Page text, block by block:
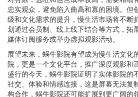
忠实观众，避免陷入曲高和寡的困境。但
级和文化需求的提升，慢生活市场将不断
划通过会员制、线上线下结合等方式，拓
媒体订阅服务或举办虚拟观影活动。
展望未来，蜗牛影院有望成为慢生活文化
院，更是一个文化平台，推广深度观影和
盛行的今天，蜗牛影院证明了实体影院
社交、体验和情感连接，这是屏幕无法复
构合作，蜗牛影院还可能扩展到更广阔的